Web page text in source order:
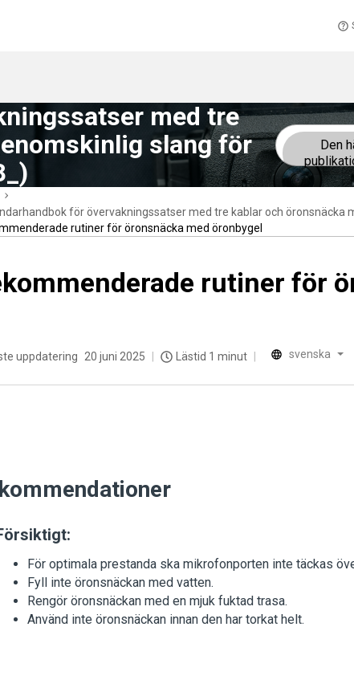
med tre
slang för
Den
för övervakningssatser med tre kablar och öronsnäcka
rutiner för öronsnäcka med öronbygel
rutiner för
uppdatering 20 juni 2025 Lästid 1 minut svenska
För optimala prestanda ska mikrofonporten inte täckas
Fyll inte öronsnäckan med vatten.
Rengör öronsnäckan med en mjuk fuktad trasa.
Använd inte öronsnäckan innan den har torkat helt.